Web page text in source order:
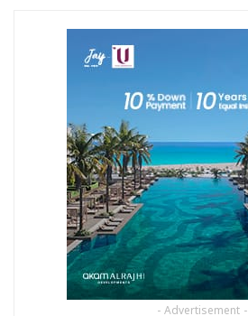
- Advertisement -